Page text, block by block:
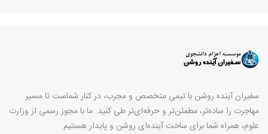
سفیران آینده روشن با تیمی متخصص و مجرب، در کنار شماست تا مسیر
مهاجرت را ساده‌تر، مطمئن‌تر و حرفه‌ای‌تر طی کنید. ما با مجوز رسمی از وزارت
علوم، همراه شما برای ساخت آینده‌ای روشن و پایدار هستیم.